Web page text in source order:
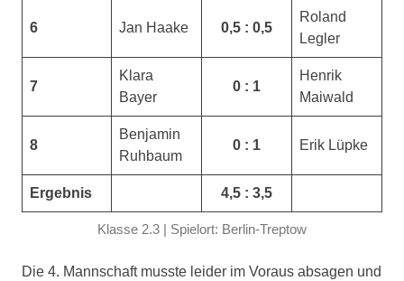
6 Jan Haake 0,5 : 0,5
Roland
Legler
7
Klara
Bayer
0 : 1
Henrik
Maiwald
8
Benjamin
Ruhbaum
0 : 1 Erik Lüpke
Ergebnis 4,5 : 3,5
Klasse 2.3 | Spielort: Berlin-Treptow
Die 4. Mannschaft musste leider im Voraus absagen und